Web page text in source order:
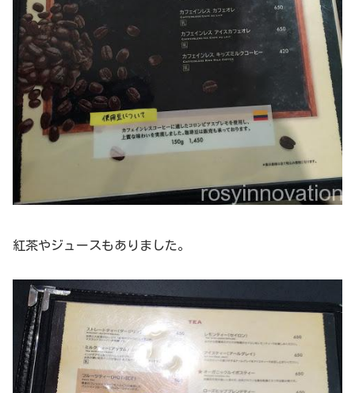
紅茶やジュースもありました。